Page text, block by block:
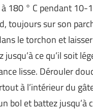
180 ° C pendant
toujours sur son
le torchon et
ce qu’il soit
lisse. Dérouler
à l’intérieur du
bol et battez jusqu’à